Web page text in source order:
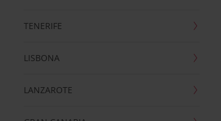
TENERIFE
LISBONA
LANZAROTE